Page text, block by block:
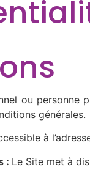
ou personne
générales.
à
: Le Site met à